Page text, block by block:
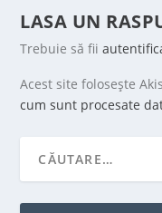
LASA UN
Trebuie să fii
Acest site folosește
cum sunt procesate